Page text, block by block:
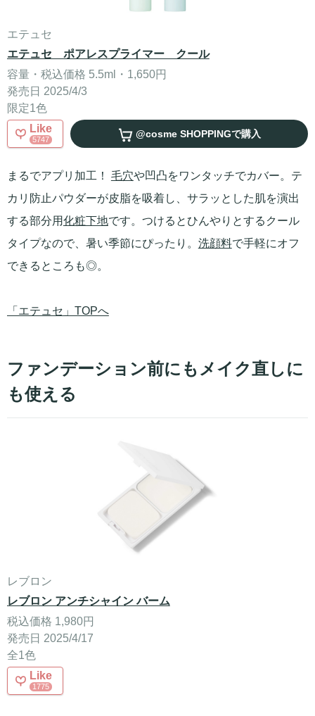
エテュセ
エテュセ ポアレスプライマー クール
容量・税込価格 5.5ml・1,650円
発売日 2025/4/3
限定1色
Like
5747 @cosme SHOPPINGで購入
まるでアプリ加工！ 毛穴や凹凸をワンタッチでカバー。テ
カリ防止パウダーが皮脂を吸着し、サラッとした肌を演出
する部分用化粧下地です。つけるとひんやりとするクール
タイプなので、暑い季節にぴったり。 洗顔料で手軽にオフ
できるところも◎。
「エテュセ」TOPへ
ファンデーション前にもメイク直しに
も使える
レブロン
レブロン アンチシャイン バーム
税込価格 1,980円
発売日 2025/4/17
全1色
Like
1775